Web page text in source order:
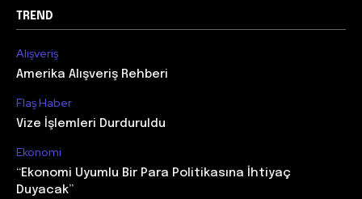
TREND
Alışveriş
Amerika Alışveriş Rehberi
Flaş Haber
Vize İşlemleri Durduruldu
Ekonomi
“Ekonomi Uyumlu Bir Para Politikasına İhtiyaç
Duyacak”